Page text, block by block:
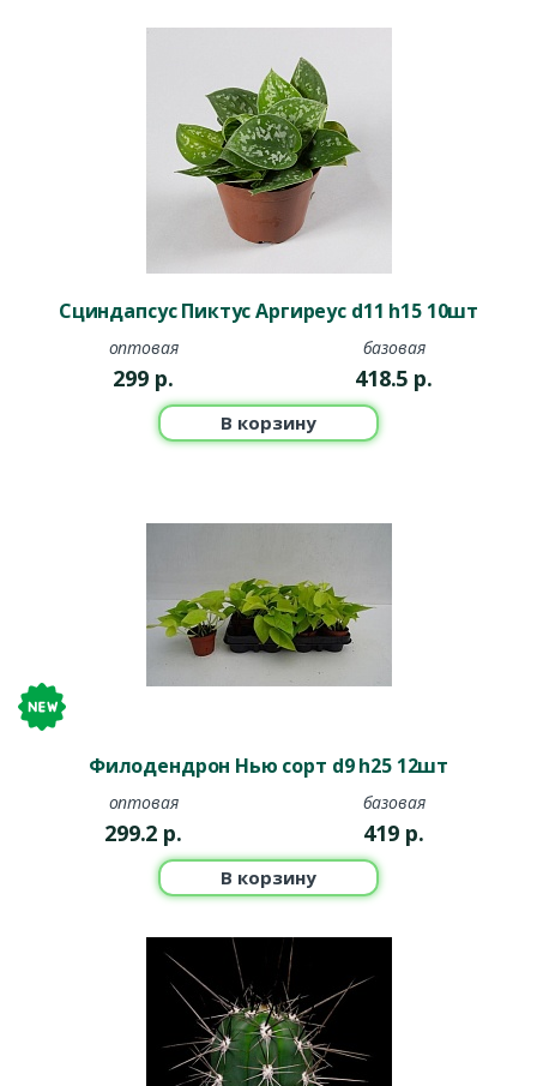
Сциндапсус Пиктус Аргиреус d11 h15 10шт
оптовая
299 р.
базовая
418.5 р.
В корзину
Филодендрон Нью сорт d9 h25 12шт
оптовая
299.2 р.
базовая
419 р.
В корзину